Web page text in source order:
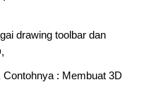
drawing toolbar dan
: Membuat 3D